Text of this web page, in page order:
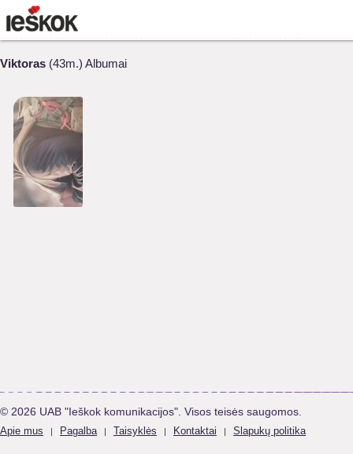
Viktoras (43m.) Albumai
© 2026 UAB "Ieškok komunikacijos". Visos teisės saugomos.
Apie mus | Pagalba | Taisyklės | Kontaktai | Slapukų politika